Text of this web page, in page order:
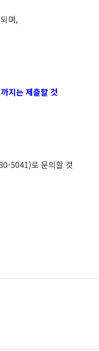
며,
지는 제출할 것
5041)로 문의할 것